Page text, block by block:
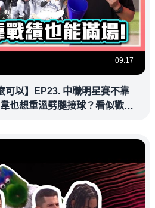
09:17
可以】EP23. 中職明星賽不靠
也想重溫劈腿接球？看似歡樂